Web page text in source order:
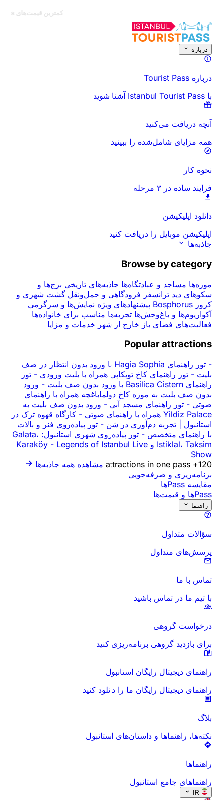
کمترین قیمت‌های تابستانی همین‌جاست☀️
درباره
درباره Tourist Pass
با Istanbul Tourist Pass آشنا شوید
آنچه دریافت می‌کنید
همه مزایای شامل‌شده را ببینید
نحوه کار
فرایند ساده در ۳ مرحله
دانلود اپلیکیشن
اپلیکیشن موبایل را دریافت کنید
جاذبه‌ها
Browse by category
موزه‌ها مساجد و عبادتگاه‌ها جاذبه‌های تاریخی برج‌ها و
سکوهای دید ترانسفر فرودگاهی و حمل‌ونقل گشت شهری و
کروز Bosphorus
پیشنهادهای ویژه نمایش‌ها و سرگرمی
آکواریوم‌ها و باغ‌وحش‌ها تجربه‌ها مناسب برای خانواده‌ها
فعالیت‌های فضای باز خارج از شهر خدمات و مزایا
Popular attractions
-
تور راهنمای Hagia Sophia با ورود بدون انتظار در صف
بلیت - تور راهنمای کاخ توپکاپی همراه با بلیت ورودی - تور
راهنمای Basilica Cistern با ورود بدون صف بلیت
- ورود
بدون صف بلیت به موزه کاخ دولما‌باغچه همراه با راهنمای
صوتی - تور راهنمای مسجد آبی - ورود بدون صف بلیت به
Yildiz Palace همراه با راهنمای صوتی
- کارگاه قهوه ترک در
استانبول | تجربه دم‌آوری در شن - تور پیاده‌روی فنر و بالات
با راهنمای متخصص -
تور پیاده‌روی شهری استانبول: Galata،
Istiklal، Taksim و Karaköy
- Legends of Istanbul Live
Show
120+ attractions in one pass
مشاهده همه جاذبه‌ها
برنامه‌ریزی و صرفه‌جویی
مقایسه Passها
Passها و قیمت‌ها
راهنما
سؤالات متداول
پرسش‌های متداول
تماس با ما
با تیم ما در تماس باشید
درخواست گروهی
برای بازدید گروهی برنامه‌ریزی کنید
راهنمای دیجیتال رایگان استانبول
راهنمای دیجیتال رایگان ما را دانلود کنید
بلاگ
نکته‌ها، راهنماها و داستان‌های استانبول
راهنماها
راهنماهای جامع استانبول
IR
همه چیز درباره قبل از رفتن